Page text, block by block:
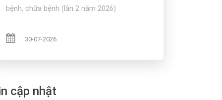
bệnh, chữa bệnh (lần 2 năm 2026)
30-07-2026
cập nhật